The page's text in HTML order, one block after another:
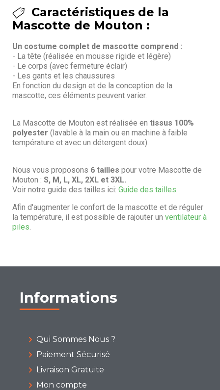
Caractéristiques de la
Mascotte de Mouton :
Un costume complet de mascotte comprend :
- La tête (réalisée en mousse rigide et légère)
- Le corps (avec fermeture éclair)
- Les gants et les chaussures
En fonction du design et de la conception de la
mascotte, ces éléments peuvent varier.
La Mascotte de Mouton est réalisée en tissus 100%
polyester (lavable à la main ou en machine à faible
température et avec un détergent doux).
Nous vous proposons 6 tailles pour votre Mascotte de
Mouton : S, M, L, XL, 2XL et 3XL.
Voir notre guide des tailles ici: Guide des tailles.
Afin d'augmenter le confort de la mascotte et de réguler
la température, il est possible de rajouter un ventilateur à
piles.
Informations
Qui Sommes Nous ?
Paiement Sécurisé
Livraison Gratuite
Mon compte